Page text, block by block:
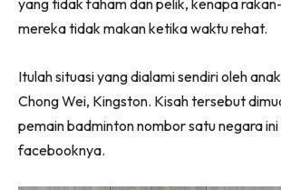
mereka tidak makan ketika waktu rehat.
Itulah situasi yang dialami sendiri oleh
Chong Wei, Kingston. Kisah tersebut
pemain badminton nombor satu negara
facebooknya.